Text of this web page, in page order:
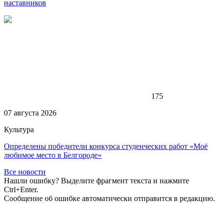
наставников
175
07 августа 2026
Культура
Определены победители конкурса студенческих работ «Моё
любимое место в Белгороде»
Все новости
Нашли ошибку? Выделите фрагмент текста и нажмите
Ctrl+Enter.
Сообщение об ошибке автоматически отправится в редакцию.